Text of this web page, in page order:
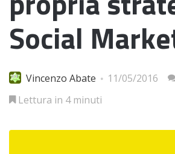
Social
Vincenzo Abate 11/05/2016
Lettura in 4 minuti